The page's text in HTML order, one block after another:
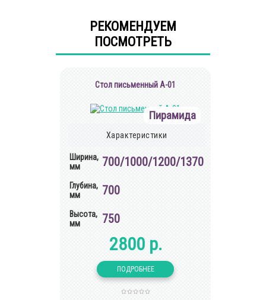
РЕКОМЕНДУЕМ
ПОСМОТРЕТЬ
Стол письменный А-01
Пирамида
Характеристики
Ширина,
мм
700/1000/1200/1370
Глубина,
мм
700
Высота,
мм
750
2800 р.